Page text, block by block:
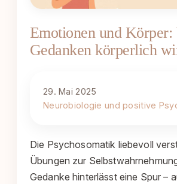
Emotionen und Körper:
Gedanken körperlich
29. Mai 2025
Neurobiologie und positive
Die Psychosomatik liebevoll
Übungen zur
Gedanke hinterlässt eine Spur –